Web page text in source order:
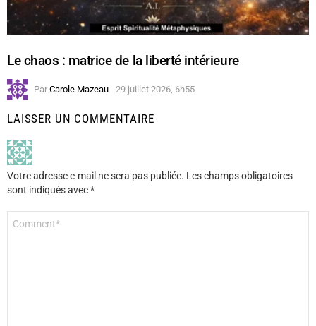
Le chaos : matrice de la liberté intérieure
Par Carole Mazeau 29 juillet 2026, 6h55
LAISSER UN COMMENTAIRE
Votre adresse e-mail ne sera pas publiée. Les champs obligatoires
sont indiqués avec*